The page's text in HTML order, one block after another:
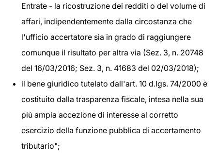
Entrate - la ricostruzione dei redditi o del volume di
affari, indipendentemente dalla circostanza che
l'ufficio accertatore sia in grado di raggiungere
comunque il risultato per altra via (Sez. 3, n. 20748
del 16/03/2016; Sez. 3, n. 41683 del 02/03/2018);
il bene giuridico tutelato dall'art. 10 d.lgs. 74/2000 è
costituito dalla trasparenza fiscale, intesa nella sua
più ampia accezione di interesse al corretto
esercizio della funzione pubblica di accertamento
tributario";